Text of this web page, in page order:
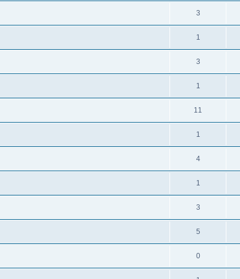
3
1
3
1
11
1
4
1
3
5
0